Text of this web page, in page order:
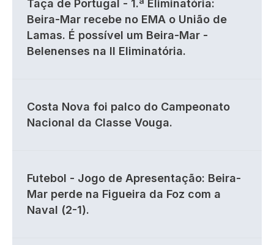
Taça de Portugal - 1.ª Eliminatória:
Beira-Mar recebe no EMA o União de
Lamas. É possível um Beira-Mar -
Belenenses na II Eliminatória.
Costa Nova foi palco do Campeonato
Nacional da Classe Vouga.
Futebol - Jogo de Apresentação: Beira-
Mar perde na Figueira da Foz com a
Naval (2-1).